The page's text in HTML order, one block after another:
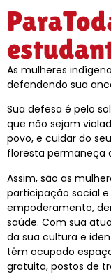
As mulheres
defendendo sua
Sua defesa é pelo
que não sejam
povo, e cuidar do
floresta permaneça
Assim, são as
participação social
empoderamento,
saúde. Com sua
da sua cultura e
têm ocupado
gratuita, postos de